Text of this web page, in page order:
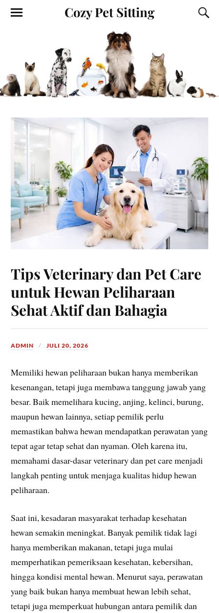
Cozy Pet Sitting
Tips Veterinary dan Pet Care
untuk Hewan Peliharaan
Sehat Aktif dan Bahagia
ADMIN JULI 20, 2026
Memiliki hewan peliharaan bukan hanya memberikan
kesenangan, tetapi juga membawa tanggung jawab yang
besar. Baik memelihara kucing, anjing, kelinci, burung,
maupun hewan lainnya, setiap pemilik perlu
memastikan bahwa hewan mendapatkan perawatan yang
tepat agar tetap sehat dan nyaman. Oleh karena itu,
memahami dasar-dasar veterinary dan pet care menjadi
langkah penting untuk menjaga kualitas hidup hewan
peliharaan.
Saat ini, kesadaran masyarakat terhadap kesehatan
hewan semakin meningkat. Banyak pemilik tidak lagi
hanya memberikan makanan, tetapi juga mulai
memperhatikan pemeriksaan kesehatan, kebersihan,
hingga kondisi mental hewan. Menurut saya, perawatan
yang baik bukan hanya membuat hewan lebih sehat,
tetapi juga memperkuat hubungan antara pemilik dan